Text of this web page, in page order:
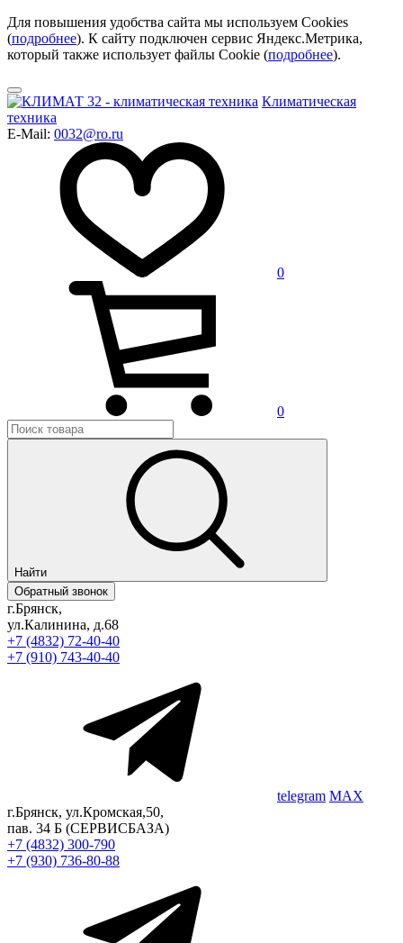
Для повышения удобства сайта мы используем Cookies
(подробнее). К сайту подключен сервис Яндекс.Метрика,
который также использует файлы Cookie (подробнее).
Климатическая
техника
E-Mail: 0032@ro.ru
0
0
Найти
Обратный звонок
г.Брянск,
ул.Калинина, д.68
+7 (4832) 72-40-40
+7 (910) 743-40-40
telegram MAX
г.Брянск, ул.Кромская,50,
пав. 34 Б (СЕРВИСБАЗА)
+7 (4832) 300-790
+7 (930) 736-80-88